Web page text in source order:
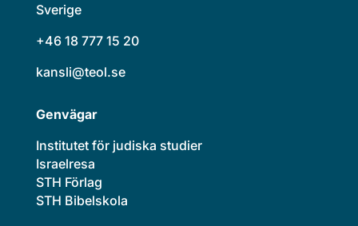
Sverige
+46 18 777 15 20
kansli@teol.se
Genvägar
Institutet för judiska studier
Israelresa
STH Förlag
STH Bibelskola